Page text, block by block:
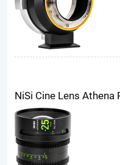
NiSi Cine Lens